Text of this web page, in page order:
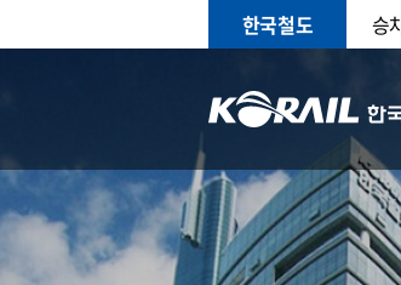
한국철도 승
CEO